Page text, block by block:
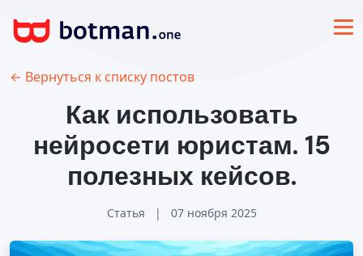
← Вернуться к списку постов
Как использовать
нейросети юристам. 15
полезных кейсов.
Статья | 07 ноября 2025